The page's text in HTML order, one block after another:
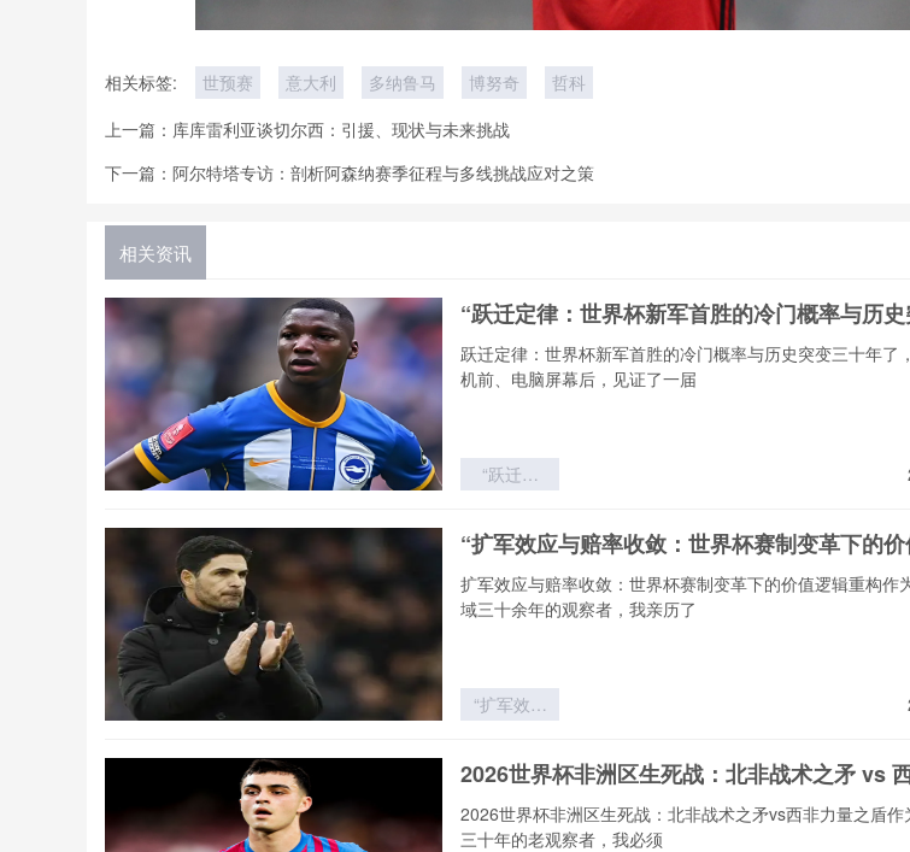
相关标签: 世预赛 意大利 多纳鲁马 博努奇
哲科
上一篇： 库库雷利亚谈切尔西：引援、现状与未来挑战
下一篇： 阿尔特塔专访：剖析阿森纳赛季征程与多线挑战应对之策
相关资讯
“跃迁定律：世界杯新军首胜的冷门概率与历史
跃迁定律：世界杯新军首胜的冷门概率与历史突变三十年了
机前、电脑屏幕后，见证了一届
“跃迁定
律：世界杯
冷门概率与
历史突变”
“扩军效应与赔率收敛：世界杯赛制变革下的
扩军效应与赔率收敛：世界杯赛制变革下的价值逻辑重构作
域三十余年的观察者，我亲历了
“扩军效应
与赔率收
赛制变革下
的价值逻辑
重构”
2026世界杯非洲区生死战：北非战术之矛 vs
2026世界杯非洲区生死战：北非战术之矛vs西非力量之盾
三十年的老观察者，我必须